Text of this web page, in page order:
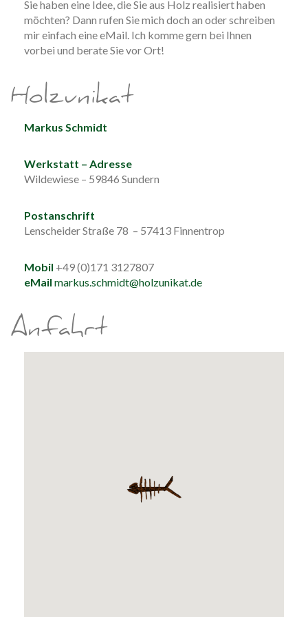
Sie haben eine Idee, die Sie aus Holz realisiert haben
möchten? Dann rufen Sie mich doch an oder schreiben
mir einfach eine eMail. Ich komme gern bei Ihnen
vorbei und berate Sie vor Ort!
Holzunikat
Markus Schmidt
Werkstatt – Adresse
Wildewiese – 59846 Sundern
Postanschrift
Lenscheider Straße 78 – 57413 Finnentrop
Mobil +49 (0)171 3127807
eMail markus.schmidt@holzunikat.de
Anfahrt